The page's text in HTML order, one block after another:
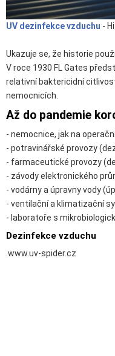
UV dezinfekce vzduchu -
Ukazuje se, že historie
V roce 1930 FL Gates
relativní baktericidní
nemocnicích.
Až do pandemie
- nemocnice, jak na
- potravinářské provozy
- farmaceutické provozy
- závody elektronického
- vodárny a úpravny vody
- ventilační a klimatizační
- laboratoře s
Dezinfekce vzduchu
.www.uv-spider.cz